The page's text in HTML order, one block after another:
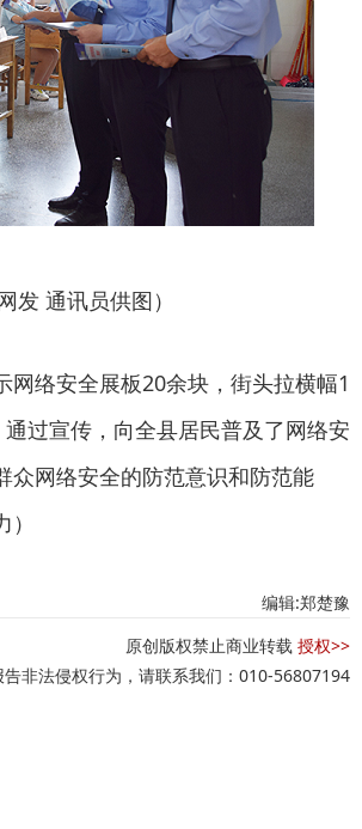
发 通讯员供图）
络安全展板20余块，街头拉横幅1
过宣传，向全县居民普及了网络安
众网络安全的防范意识和防范能
编辑:郑楚豫
原创版权禁止商业转载 授权>>
非法侵权行为，请联系我们：010-56807194